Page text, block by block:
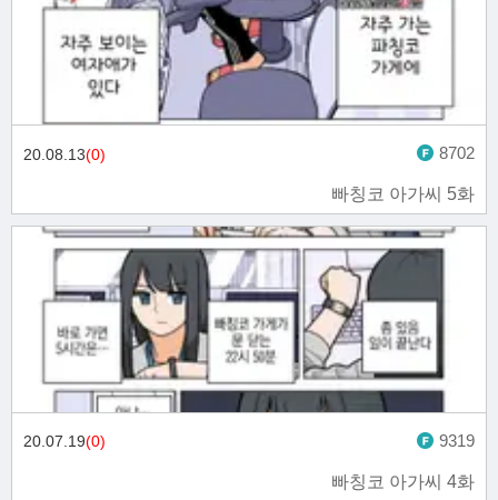
빠칭코 아가씨 5화
20.08.13(0) 8702
빠칭코 아가씨 4화
20.07.19(0) 9319